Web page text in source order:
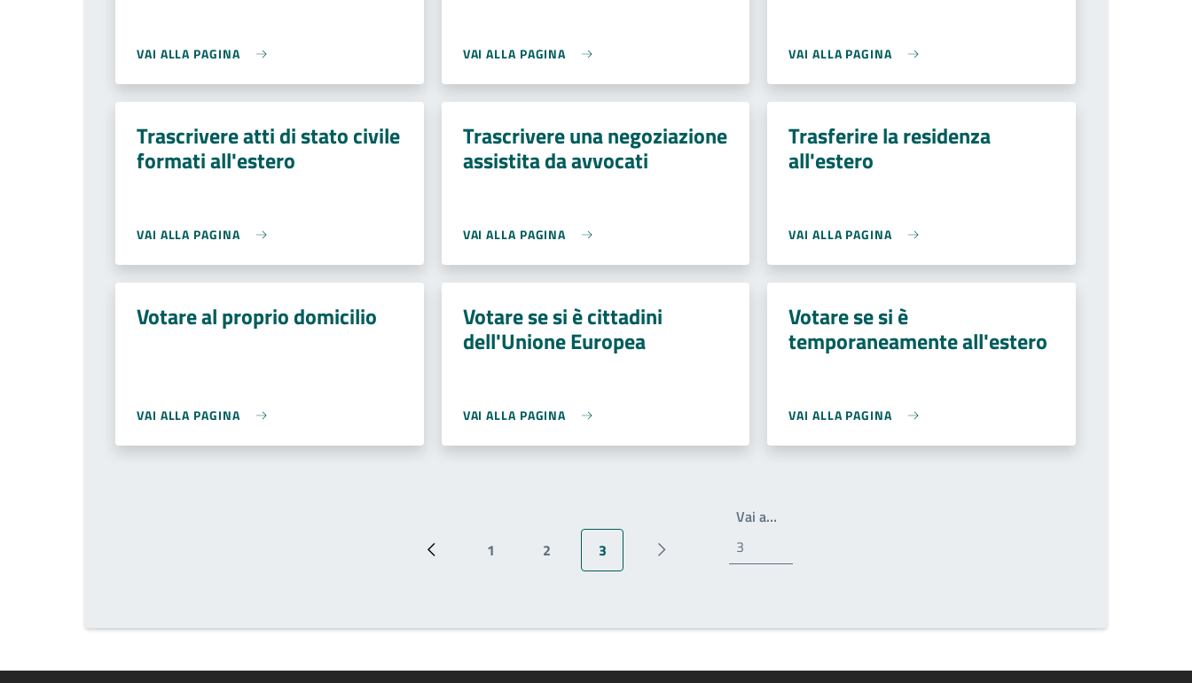
VAI ALLA PAGINA VAI ALLA PAGINA VAI ALLA PAGINA
Trascrivere atti di stato civile
formati all'estero
VAI ALLA PAGINA
Trascrivere una negoziazione
assistita da avvocati
VAI ALLA PAGINA
Trasferire la residenza
all'estero
VAI ALLA PAGINA
Votare al proprio domicilio
VAI ALLA PAGINA
Votare se si è cittadini
dell'Unione Europea
VAI ALLA PAGINA
Votare se si è
temporaneamente all'estero
VAI ALLA PAGINA
Pagina precedente
Pagina
1
Pagina
2
Pagina attuale
3
Prossima pagina
Vai a…